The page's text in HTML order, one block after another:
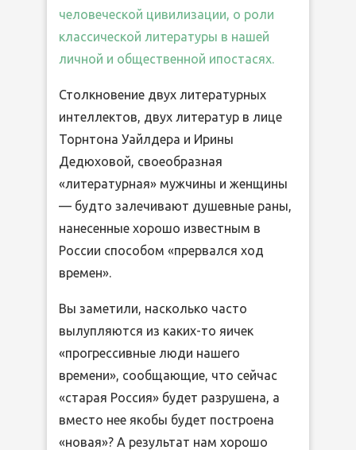
человеческой цивилизации, о роли
классической литературы в нашей
личной и общественной ипостасях.
Столкновение двух литературных
интеллектов, двух литератур в лице
Торнтона Уайлдера и Ирины
Дедюховой, своеобразная
«литературная» мужчины и женщины
— будто залечивают душевные раны,
нанесенные хорошо известным в
России способом «прервался ход
времен».
Вы заметили, насколько часто
вылупляются из каких-то яичек
«прогрессивные люди нашего
времени», сообщающие, что сейчас
«старая Россия» будет разрушена, а
вместо нее якобы будет построена
«новая»? А результат нам хорошо